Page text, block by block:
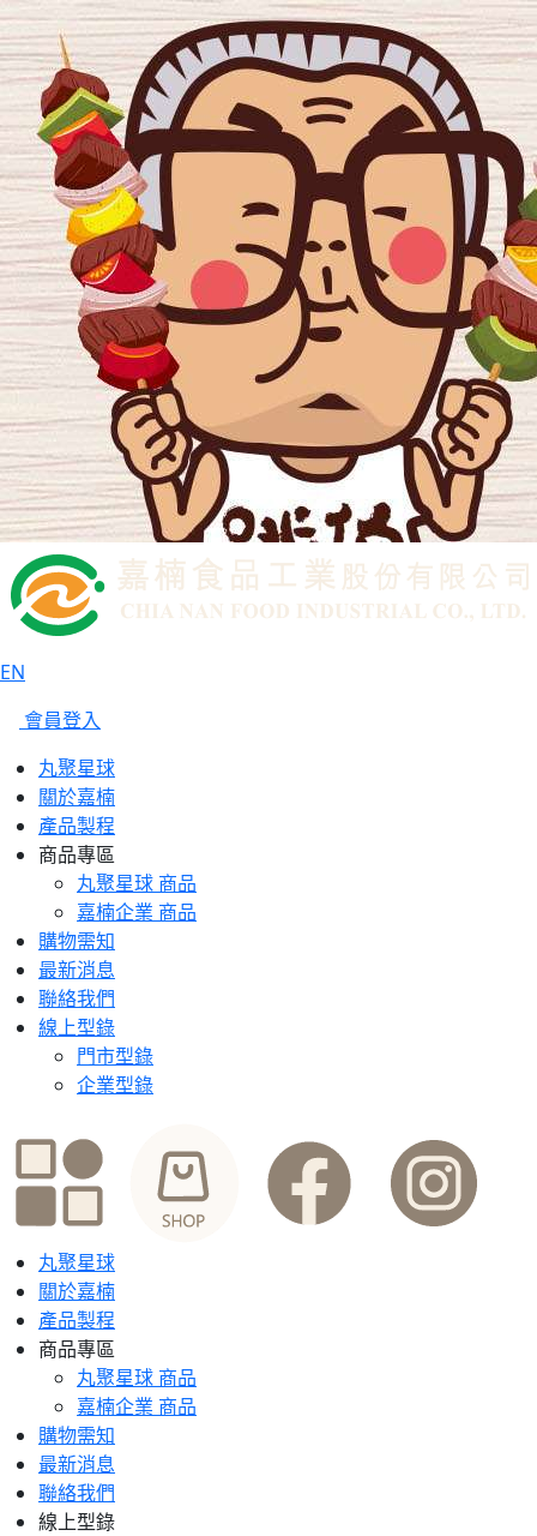
EN
會員登入
丸聚星球
關於嘉楠
產品製程
商品專區
丸聚星球 商品
嘉楠企業 商品
購物需知
最新消息
聯絡我們
線上型錄
門市型錄
企業型錄
丸聚星球
關於嘉楠
產品製程
商品專區
丸聚星球 商品
嘉楠企業 商品
購物需知
最新消息
聯絡我們
線上型錄